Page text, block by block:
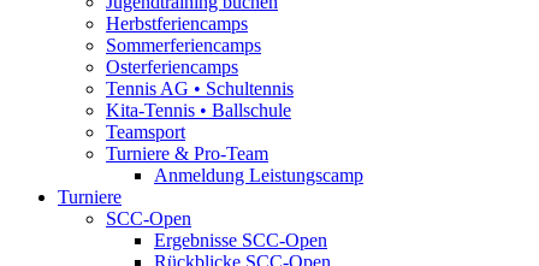
Herbstferiencamps
Sommerferiencamps
Osterferiencamps
Tennis AG • Schultennis
Kita-Tennis • Ballschule
Teamsport
Turniere & Pro-Team
Anmeldung Leistungscamp
Turniere
SCC-Open
Ergebnisse SCC-Open
Rückblicke SCC-Open